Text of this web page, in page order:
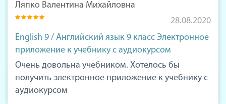
Ляпко Валентина Михайловна
28.08.2020
English 9 / Английский язык 9 класс Электронное
приложение к учебнику с аудиокурсом
Очень довольна учебником. Хотелось бы
получить электронное приложение к учебнику с
аудиокурсом